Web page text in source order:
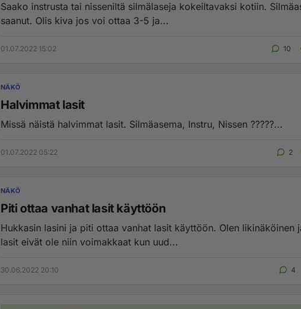
Saako instrusta tai nisseniltä silmälaseja kokeiltavaksi kotiin.
saanut. Olis kiva jos voi ottaa 3-5 ja...
01.07.2022 15:02 10
NÄKÖ
Halvimmat lasit
Missä näistä halvimmat lasit. Silmäasema, Instru, Nissen ?????...
01.07.2022 05:22 2
NÄKÖ
Piti ottaa vanhat lasit käyttöön
Hukkasin lasini ja piti ottaa vanhat lasit käyttöön. Olen likinäköinen
lasit eivät ole niin voimakkaat kun uud...
30.06.2022 20:10 4